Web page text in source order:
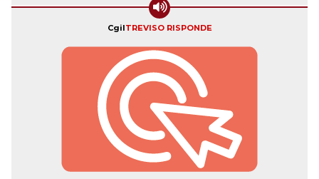
CgilTREVISO RISPONDE